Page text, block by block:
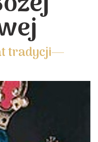
tradycji